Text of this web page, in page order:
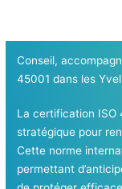
Conseil,
45001 dans les
La certification ISO
stratégique pour
Cette norme
permettant